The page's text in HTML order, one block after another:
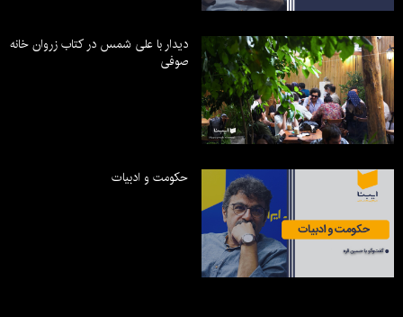
دیدار با علی شمس در کتاب زروان خانه
صوفی
حکومت و ادبیات